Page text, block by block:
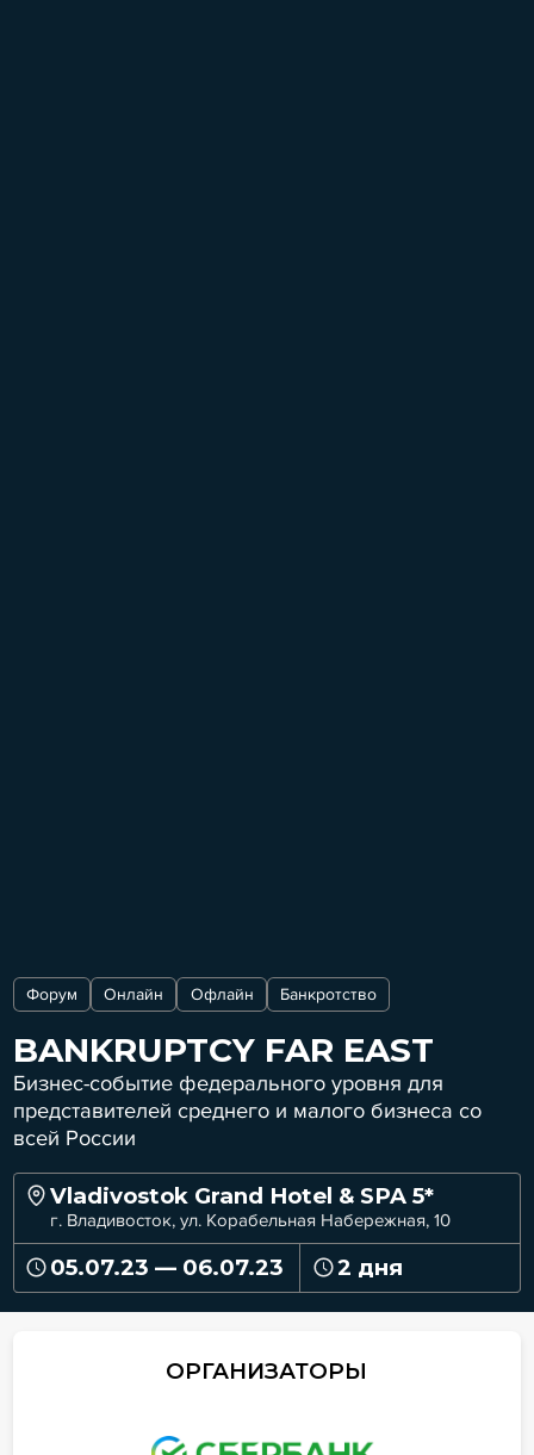
Форум Онлайн Офлайн Банкротство
BANKRUPTCY FAR EAST
Бизнес-событие федерального уровня для
представителей среднего и малого бизнеса со
всей России
Vladivostok Grand Hotel & SPA 5*
г. Владивосток, ул. Корабельная Набережная, 10
05.07.23 — 06.07.23 2 дня
ОРГАНИЗАТОРЫ